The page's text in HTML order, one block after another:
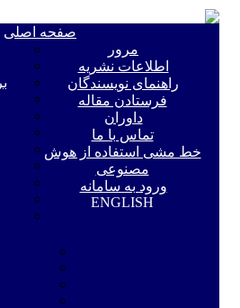
صفحه اصلی
مرور
اطلاعات نشریه
راهنمای نویسندگان
فرستادن مقاله
داوران
تماس با ما
خط مشی استفاده از هوش
مصنوعی
ورود به سامانه
ENGLISH